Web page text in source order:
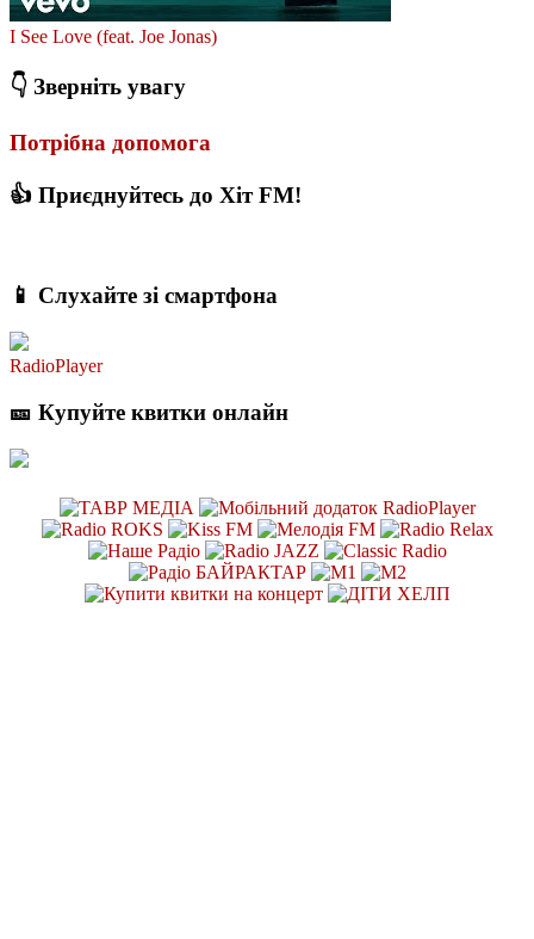
I See Love (feat. Joe Jonas)
👇 Зверніть увагу
Потрібна допомога
👍 Приєднуйтесь до Хіт FM!
📱 Слухайте зі смартфона
RadioPlayer
🎫 Купуйте квитки онлайн